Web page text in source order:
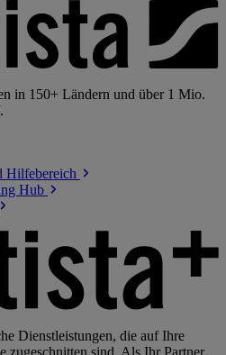
in 150+ Ländern und über 1 Mio.
Hilfebereich
Hub
Dienstleistungen, die auf Ihre
zugeschnitten sind. Als Ihr Partner